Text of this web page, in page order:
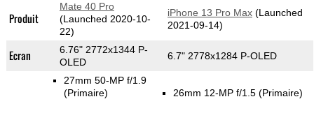
Produit
Mate 40 Pro
(Launched 2020-10-
22)
iPhone 13 Pro Max(Launched
2021-09-14)
Ecran
6.76" 2772x1344 P-
OLED
6.7" 2778x1284 P-OLED
27mm 50-MP f/1.9
(Primaire)
26mm 12-MP f/1.5(Primaire)